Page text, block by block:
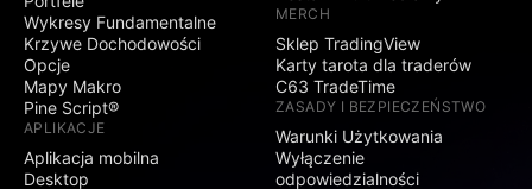
Wykresy Fundamentalne
Krzywe Dochodowości
Opcje
Mapy Makro
Pine Script®
APLIKACJE
Aplikacja mobilna
Desktop
MERCH
Sklep TradingView
Karty tarota dla traderów
C63 TradeTime
ZASADY I BEZPIECZEŃSTWO
Warunki Użytkowania
Wyłączenie
odpowiedzialności